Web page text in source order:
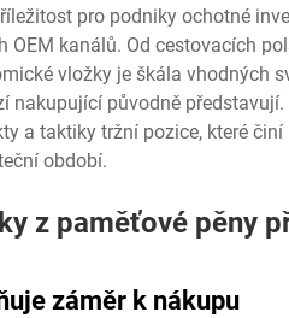
pro podniky ochotné
kanálů. Od cestovacích
vložky je škála vhodných
nakupující původně
a taktiky tržní pozice, které
období.
z paměťové pěny
záměr k nákupu